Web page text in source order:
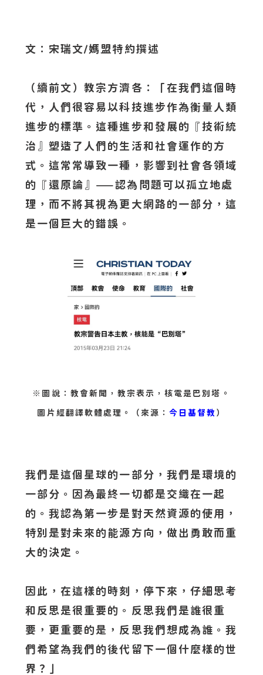
文：宋瑞文/媽盟特約撰述
（續前文）教宗方濟各：「在我們這個時
代，人們很容易以科技進步作為衡量人類
進步的標準。這種進步和發展的『技術統
治』塑造了人們的生活和社會運作的方
式。這常常導致一種，影響到社會各領域
的『還原論』——認為問題可以孤立地處
理，而不將其視為更大網路的一部分，這
是一個巨大的錯誤。
※圖說：教會新聞，教宗表示，核電是巴別塔。
圖片經翻譯軟體處理。（來源：今日基督教 ）
我們是這個星球的一部分，我們是環境的
一部分。因為最終一切都是交織在一起
的。我認為第一步是對天然資源的使用，
特別是對未來的能源方向，做出勇敢而重
大的決定。
因此，在這樣的時刻，停下來，仔細思考
和反思是很重要的。反思我們是誰很重
要，更重要的是，反思我們想成為誰。我
們希望為我們的後代留下一個什麼樣的世
界？」